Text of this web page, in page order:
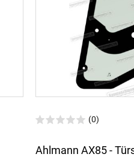
(0)
Ahlmann AX85 -